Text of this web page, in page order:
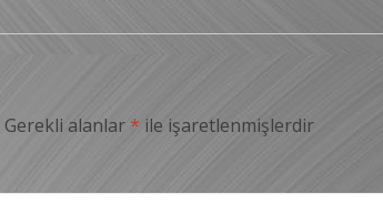
Gerekli alanlar * ile işaretlenmişlerdir